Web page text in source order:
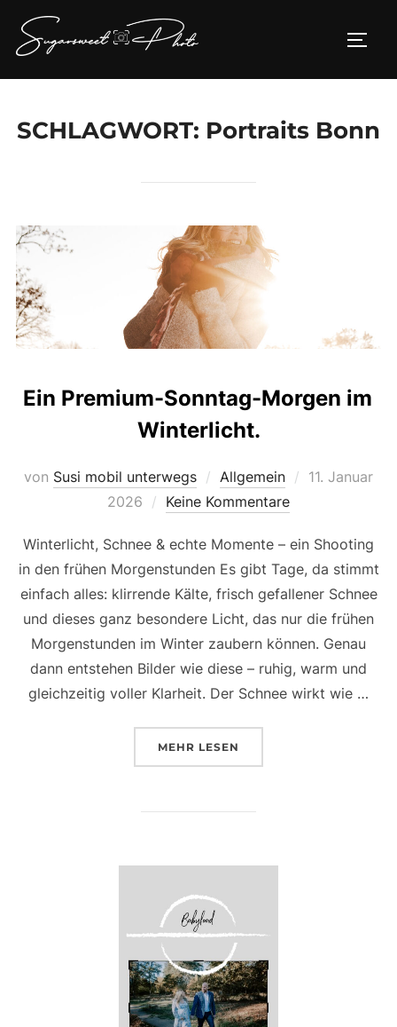
Inhalt
springen
SCHLAGWORT: Portraits Bonn
Ein Premium-Sonntag-Morgen im
Winterlicht.
von Susi mobil unterwegs Allgemein
11. Januar
2026
Keine Kommentare
Winterlicht, Schnee & echte Momente – ein Shooting
in den frühen Morgenstunden Es gibt Tage, da stimmt
einfach alles: klirrende Kälte, frisch gefallener Schnee
und dieses ganz besondere Licht, das nur die frühen
Morgenstunden im Winter zaubern können. Genau
dann entstehen Bilder wie diese – ruhig, warm und
gleichzeitig voller Klarheit. Der Schnee wirkt wie …
MEHR ÜBER „EIN PREMIUM-
LESEN